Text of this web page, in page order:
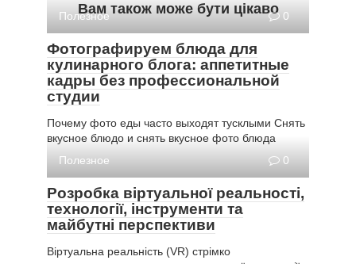
Вам також може бути цікаво
Полезное 0
Фотографируем блюда для
кулинарного блога: аппетитные
кадры без профессиональной
студии
Почему фото еды часто выходят тусклыми Снять
вкусное блюдо и снять вкусное фото блюда
Полезное
0
Розробка віртуальної реальності,
технології, інструменти та
майбутні перспективи
Віртуальна реальність (VR) стрімко